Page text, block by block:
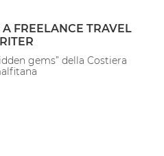
FREELANCE TRAVEL
gems” della Costiera